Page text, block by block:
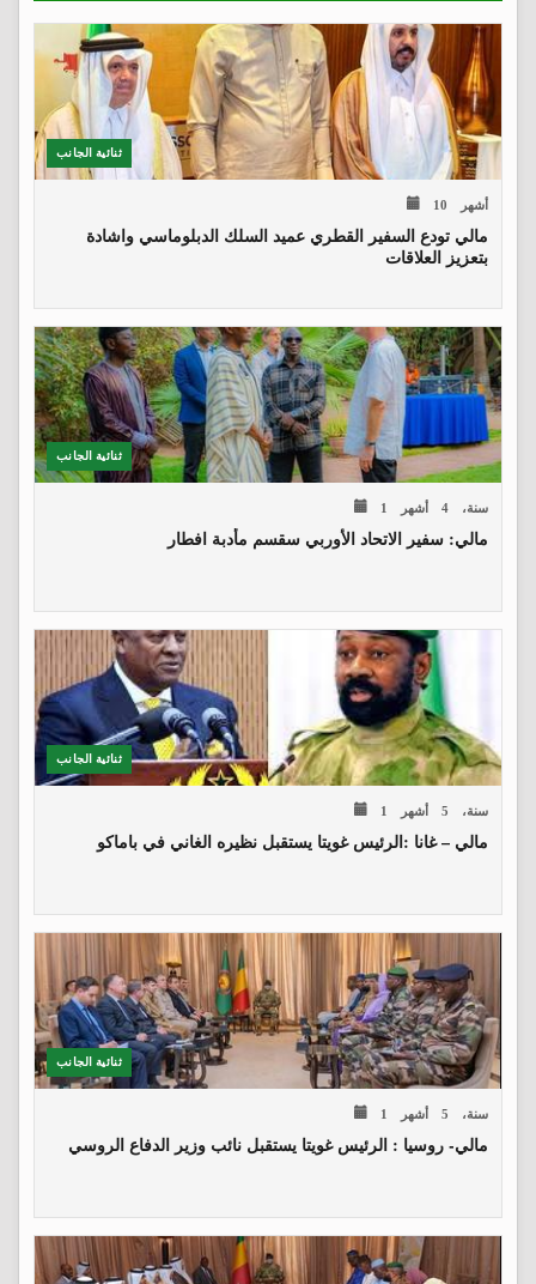
ثنائية الجانب
10 أشهر
مالي تودع السفير القطري عميد السلك الدبلوماسي واشادة
بتعزيز العلاقات
ثنائية الجانب
1 سنة، 4 أشهر
مالي: سفير الاتحاد الأوربي سقسم مأدبة افطار
ثنائية الجانب
1 سنة، 5 أشهر
مالي – غانا :الرئيس غويتا يستقبل نظيره الغاني في باماكو
ثنائية الجانب
1 سنة، 5 أشهر
مالي- روسيا : الرئيس غويتا يستقبل نائب وزير الدفاع الروسي